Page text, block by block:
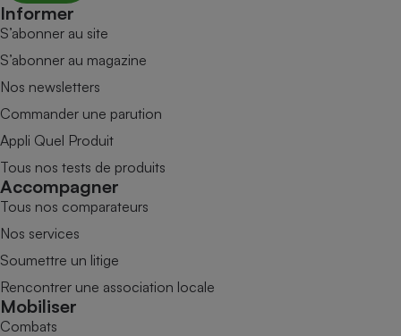
Informer
S’abonner au site
S’abonner au magazine
Nos newsletters
Commander une parution
Appli Quel Produit
Tous nos tests de produits
Accompagner
Tous nos comparateurs
Nos services
Soumettre un litige
Rencontrer une association locale
Mobiliser
Combats